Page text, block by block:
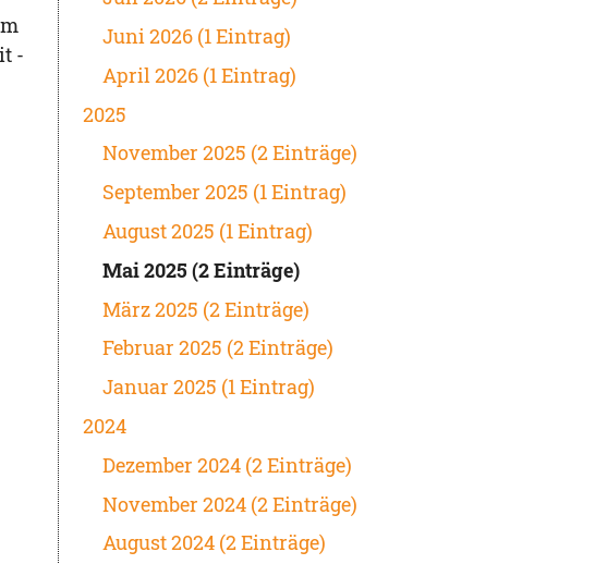
-
Juni 2026 (1 Eintrag)
April 2026 (1 Eintrag)
2025
November 2025 (2 Einträge)
September 2025 (1 Eintrag)
August 2025 (1 Eintrag)
Mai 2025 (2 Einträge)
März 2025 (2 Einträge)
Februar 2025 (2 Einträge)
Januar 2025 (1 Eintrag)
2024
Dezember 2024 (2 Einträge)
November 2024 (2 Einträge)
August 2024 (2 Einträge)